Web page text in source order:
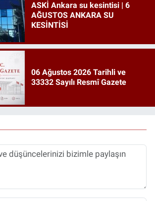
ASKİ Ankara su kesintisi | 6
AĞUSTOS ANKARA SU
KESİNTİSİ
06 Ağustos 2026 Tarihli ve
33332 Sayılı Resmî Gazete